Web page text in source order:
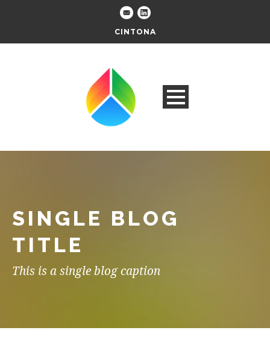
CINTONA
SINGLE BLOG
TITLE
This is a single blog caption